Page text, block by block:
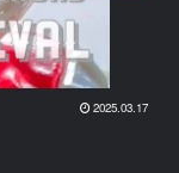
2025.03.17